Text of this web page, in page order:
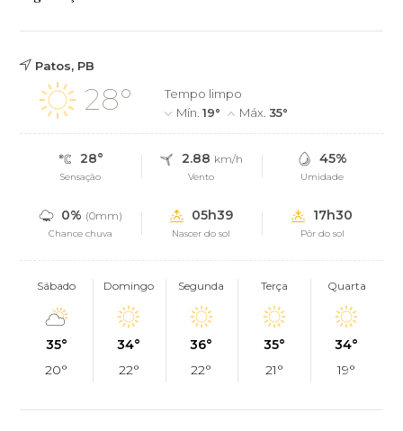
Patos, PB
28°
Tempo limpo
Mín.19° Máx.35°
28°
Sensação
2.88 km/h
Vento
45%
Umidade
0% (0mm)
Chance chuva
05h39
Nascer do sol
17h30
Pôr do sol
Sábado
35°
20°
Domingo
34°
22°
Segunda
36°
22°
Terça
35°
21°
Quarta
34°
19°